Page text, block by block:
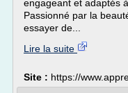
engageant et adaptés
Passionné par la
essayer de...
Lire la suite
Site : https://